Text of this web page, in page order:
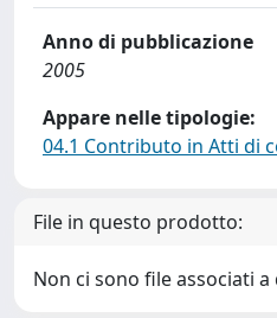
Anno di pubblicazione
2005
Appare nelle tipologie:
04.1 Contributo in Atti di
File in questo prodotto:
Non ci sono file associati